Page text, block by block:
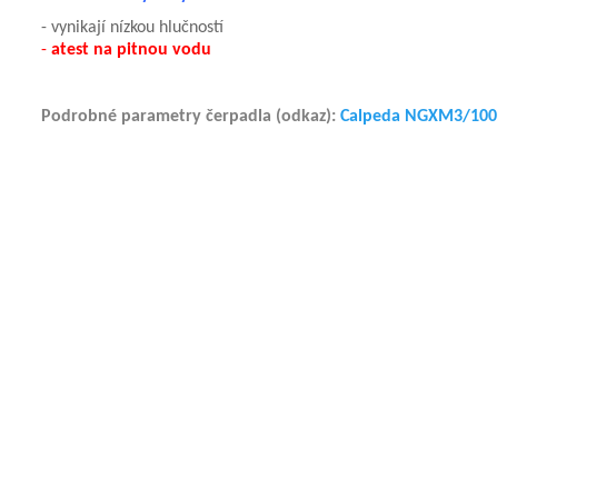
- vynikají nízkou hlučností
- atest na pitnou vodu
Podrobné parametry čerpadla (odkaz): Calpeda NGXM3/100